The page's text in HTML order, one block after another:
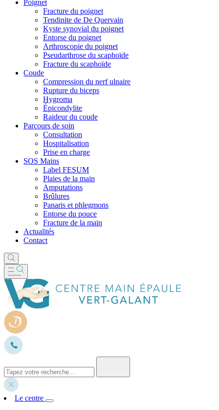
Poignet
Fracture du poignet
Tendinite de De Quervain
Kyste synovial du poignet
Entorse du poignet
Arthroscopie du poignet
Pseudarthrose du scaphoïde
Fracture du scaphoïde
Coude
Compression du nerf ulnaire
Rupture du biceps
Hygroma
Épicondylite
Raideur du coude
Parcours de soin
Consultation
Hospitalisation
Prise en charge
SOS Mains
Label FESUM
Plaies de la main
Amputations
Brûlures
Panaris et phlegmons
Entorse du pouce
Fracture de la main
Actualités
Contact
Le centre